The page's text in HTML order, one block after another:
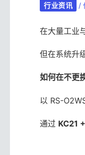
行业资讯 /
在大量工业
但在系统升
如何在不更
以 RS-
通过 KC21